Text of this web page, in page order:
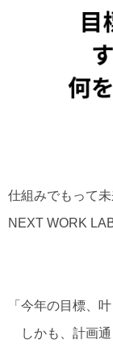
仕組みでもって
NEXT WORK
「今年の目標、
しかも、計画通